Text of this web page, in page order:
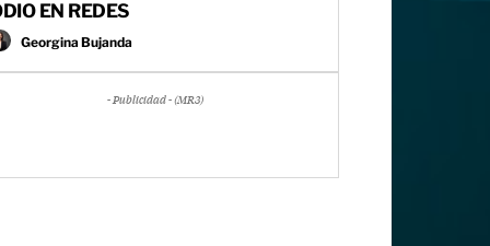
EN REDES
Georgina Bujanda
- Publicidad - (MR3)